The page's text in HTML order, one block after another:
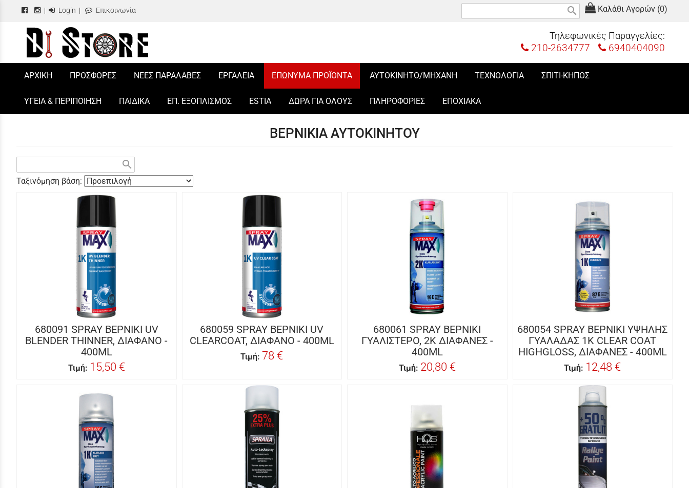
| Login | Επικοινωνία Καλάθι Αγορών (0)
search
Τηλεφωνικές Παραγγελίες:
210-2634777 6940404090
/
ΑΡΧΙΚΗ ΠΡΟΣΦΟΡΕΣ ΝΕΕΣ ΠΑΡΑΛΑΒΕΣ ΕΡΓΑΛΕΙΑ ΕΠΩΝΥΜΑ ΠΡΟΪΟΝΤΑ ΑΥΤΟΚΙΝΗΤΟ/ΜΗΧΑΝΗ ΤΕΧΝΟΛΟΓΙΑ ΣΠΙΤΙ-ΚΗΠΟΣ
ΥΓΕΙΑ & ΠΕΡΙΠΟΙΗΣΗ ΠΑΙΔΙΚΑ ΕΠ. ΕΞΟΠΛΙΣΜΟΣ ESTIA ΔΩΡΑ ΓΙΑ ΟΛΟΥΣ ΠΛΗΡΟΦΟΡΙΕΣ ΕΠΟΧΙΑΚΑ
ΒΕΡΝΙΚΙΑ ΑΥΤΟΚΙΝΗΤΟΥ
search
Ταξινόμηση βάση:
680091 SPRAY ΒΕΡΝΙΚΙ UV
BLENDER THINNER, ΔΙΑΦΑΝΟ -
400ML
Τιμή: 15,50 €
680059 SPRAY ΒΕΡΝΙΚΙ UV
CLEARCOAT, ΔΙΑΦΑΝΟ - 400ML
Τιμή: 78 €
680061 SPRAY ΒΕΡΝΙΚΙ
ΓΥΑΛΙΣΤΕΡΟ, 2Κ ΔΙΑΦΑΝΕΣ -
400ML
Τιμή: 20,80 €
680054 SPRAY ΒΕΡΝΙΚΙ ΥΨΗΛΗΣ
ΓΥΑΛΑΔΑΣ 1K CLEAR COAT
HIGHGLOSS, ΔΙΑΦΑΝΕΣ - 400ML
Τιμή: 12,48 €